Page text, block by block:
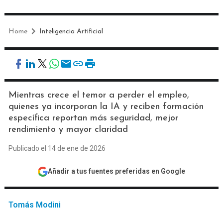
Home Inteligencia Artificial
Mientras crece el temor a perder el empleo,
quienes ya incorporan la IA y reciben formación
específica reportan más seguridad, mejor
rendimiento y mayor claridad
Publicado el 14 de ene de 2026
Añadir a tus fuentes preferidas en Google
Tomás Modini